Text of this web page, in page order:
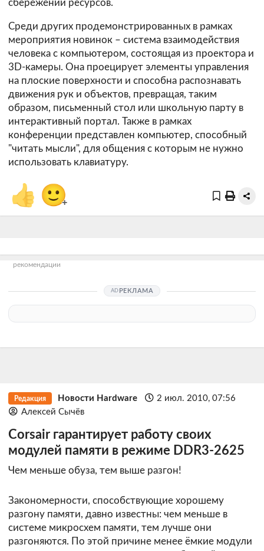
сбережении ресурсов.
Среди других продемонстрированных в рамках
мероприятия новинок – система взаимодействия
человека с компьютером, состоящая из проектора и
3D-камеры. Она проецирует элементы управления
на плоские поверхности и способна распознавать
движения рук и объектов, превращая, таким
образом, письменный стол или школьную парту в
интерактивный портал. Также в рамках
конференции представлен компьютер, способный
"читать мысли", для общения с которым не нужно
использовать клавиатуру.
👍 🙂
+
рекомендации
РЕКЛАМА
Редакция Новости Hardware
2 июл. 2010, 07:56
Алексей Сычёв
Corsair гарантирует работу своих
модулей памяти в режиме DDR3-2625
Чем меньше обуза, тем выше разгон!
Закономерности, способствующие хорошему
разгону памяти, давно известны: чем меньше в
системе микросхем памяти, тем лучше они
разгоняются. По этой причине менее ёмкие модули